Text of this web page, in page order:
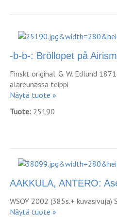
-b-b-: Bröllopet på
Finskt original. G. W. Edlund
alareunassa teippi
Näytä tuote »
Tuote: 25190
AAKKULA, ANTERO:
WSOY 2002 (385s.+ kuvasivuja)
Näytä tuote »